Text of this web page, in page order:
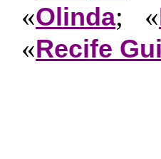
«Olinda; «
«Recife